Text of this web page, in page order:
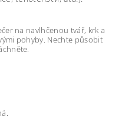
na navlhčenou tvář, krk a
pohyby. Nechte působit